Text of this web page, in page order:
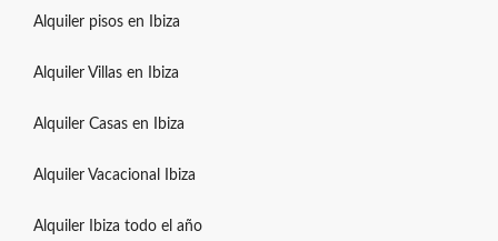
Alquiler pisos en Ibiza
Alquiler Villas en Ibiza
Alquiler Casas en Ibiza
Alquiler Vacacional Ibiza
Alquiler Ibiza todo el año